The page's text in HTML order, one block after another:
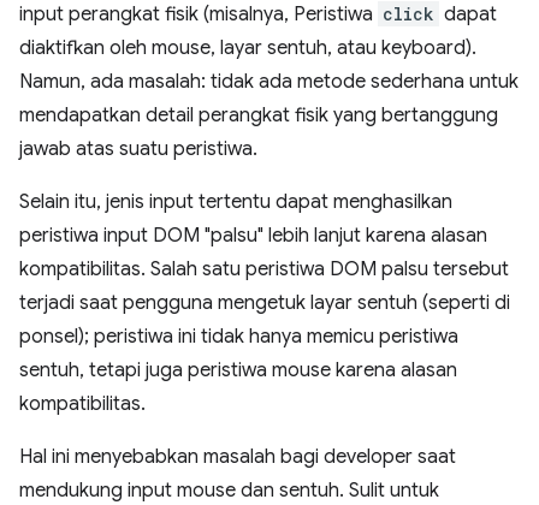
input perangkat fisik (misalnya, Peristiwa click dapat
diaktifkan oleh mouse, layar sentuh, atau keyboard).
Namun, ada masalah: tidak ada metode sederhana untuk
mendapatkan detail perangkat fisik yang bertanggung
jawab atas suatu peristiwa.
Selain itu, jenis input tertentu dapat menghasilkan
peristiwa input DOM "palsu" lebih lanjut karena alasan
kompatibilitas. Salah satu peristiwa DOM palsu tersebut
terjadi saat pengguna mengetuk layar sentuh (seperti di
ponsel); peristiwa ini tidak hanya memicu peristiwa
sentuh, tetapi juga peristiwa mouse karena alasan
kompatibilitas.
Hal ini menyebabkan masalah bagi developer saat
mendukung input mouse dan sentuh. Sulit untuk